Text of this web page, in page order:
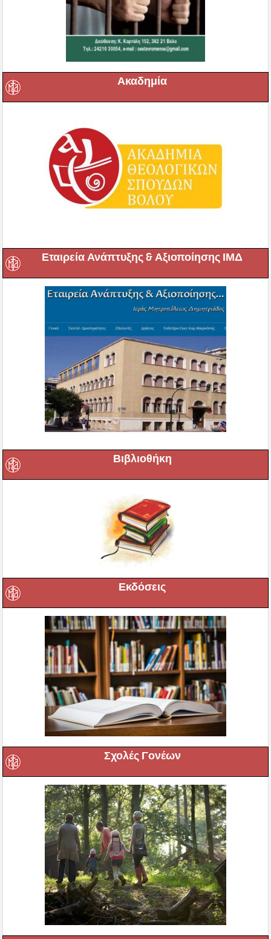
Ακαδημία
Εταιρεία Ανάπτυξης & Αξιοποίησης ΙΜΔ
Βιβλιοθήκη
Εκδόσεις
Σχολές Γονέων